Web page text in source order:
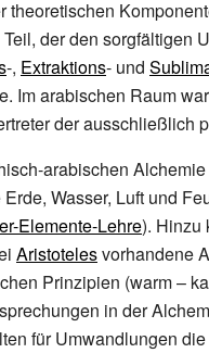
theoretischen
der den sorgfältigen
-, Extraktions- und
Im arabischen Raum war
der ausschließlich
arabischen
Wasser, Luft und
Elemente-Lehre). Hinzu
Aristotelesvorhandene
Prinzipien (warm –
in der
für Umwandlungen